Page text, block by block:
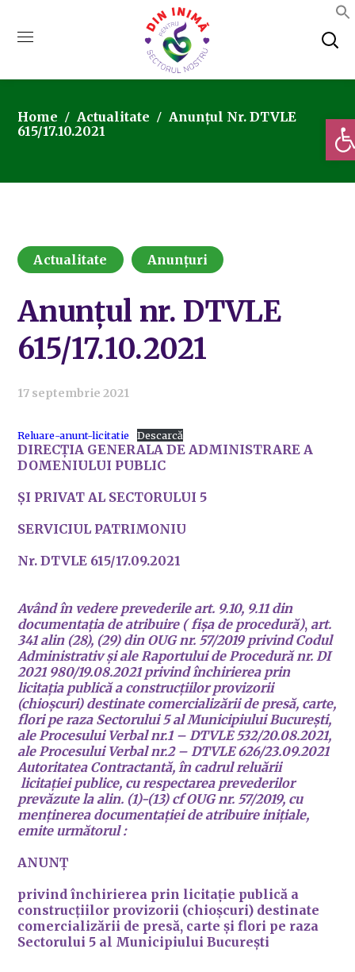
Home Actualitate
Anunțul Nr. DTVLE
615/17.10.2021
Actualitate Anunțuri
Anunțul nr. DTVLE
615/17.10.2021
17 septembrie 2021
Reluare-anunt-licitatie Descarcă
DIRECȚIA GENERALA DE ADMINISTRARE A
DOMENIULUI PUBLIC
ȘI PRIVAT AL SECTORULUI 5
SERVICIUL PATRIMONIU
Nr. DTVLE 615/17.09.2021
Având în vedere prevederile art. 9.10, 9.11 din
documentația de atribuire ( fișa de procedură), art.
341 alin (28), (29) din OUG nr. 57/2019 privind Codul
Administrativ și ale Raportului de Procedură nr. DI
2021 980/19.08.2021 privind închirierea prin
licitația publică a construcțiilor provizorii
(chioșcuri) destinate comercializării de presă, carte,
flori pe raza Sectorului 5 al Municipiului București,
ale Procesului Verbal nr.1 – DTVLE 532/20.08.2021,
ale Procesului Verbal nr.2 – DTVLE 626/23.09.2021
Autoritatea Contractantă, în cadrul reluării
licitației publice, cu respectarea prevederilor
prevăzute la alin. (1)-(13) cf OUG nr. 57/2019, cu
menținerea documentației de atribuire inițiale,
emite următorul:
ANUNŢ
privind închirierea prin licitație publică a
construcțiilor provizorii (chioșcuri) destinate
comercializării de presă, carte și flori pe raza
Sectorului 5 al Municipiului București